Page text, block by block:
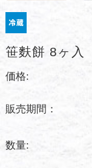
笹麩餅 8ヶ入
価格:
販売期間：
数量: